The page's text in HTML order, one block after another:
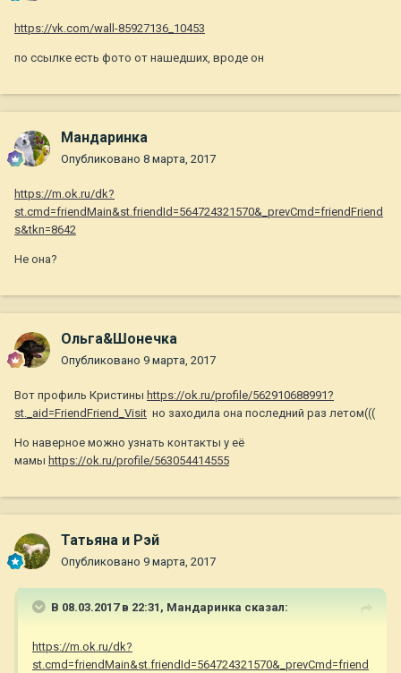
https://vk.com/wall-85927136_10453
по ссылке есть фото от нашедших, вроде он
Мандаринка
Опубликовано 8 марта, 2017
https://m.ok.ru/dk?
st.cmd=friendMain&st.friendId=564724321570&_prevCmd=friendFriend
s&tkn=8642
Не она?
Ольга&Шонечка
Опубликовано 9 марта, 2017
Вот профиль Кристины https://ok.ru/profile/562910688991?
st._aid=FriendFriend_Visit но заходила она последний раз летом(((
Но наверное можно узнать контакты у её
мамы https://ok.ru/profile/563054414555
Татьяна и Рэй
Опубликовано 9 марта, 2017
В 08.03.2017 в 22:31, Мандаринка сказал:
https://m.ok.ru/dk?
st.cmd=friendMain&st.friendId=564724321570&_prevCmd=friend